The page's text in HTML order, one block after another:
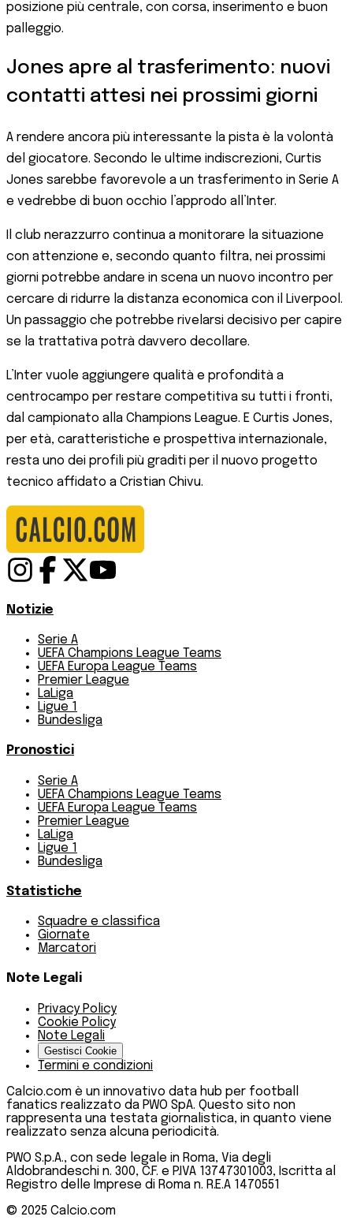
posizione più centrale, con corsa, inserimento e buon
palleggio.
Jones apre al trasferimento: nuovi
contatti attesi nei prossimi giorni
A rendere ancora più interessante la pista è la volontà
del giocatore. Secondo le ultime indiscrezioni, Curtis
Jones sarebbe favorevole a un trasferimento in Serie A
e vedrebbe di buon occhio l’approdo all’Inter.
Il club nerazzurro continua a monitorare la situazione
con attenzione e, secondo quanto filtra, nei prossimi
giorni potrebbe andare in scena un nuovo incontro per
cercare di ridurre la distanza economica con il Liverpool.
Un passaggio che potrebbe rivelarsi decisivo per capire
se la trattativa potrà davvero decollare.
L’Inter vuole aggiungere qualità e profondità a
centrocampo per restare competitiva su tutti i fronti,
dal campionato alla Champions League. E Curtis Jones,
per età, caratteristiche e prospettiva internazionale,
resta uno dei profili più graditi per il nuovo progetto
tecnico affidato a Cristian Chivu.
Notizie
Serie A
UEFA Champions League Teams
UEFA Europa League Teams
Premier League
LaLiga
Ligue 1
Bundesliga
Pronostici
Serie A
UEFA Champions League Teams
UEFA Europa League Teams
Premier League
LaLiga
Ligue 1
Bundesliga
Statistiche
Squadre e classifica
Giornate
Marcatori
Note Legali
Privacy Policy
Cookie Policy
Note Legali
Gestisci Cookie
Termini e condizioni
Calcio.com è un innovativo data hub per football
fanatics realizzato da PWO SpA. Questo sito non
rappresenta una testata giornalistica, in quanto viene
realizzato senza alcuna periodicità.
PWO S.p.A., con sede legale in Roma, Via degli
Aldobrandeschi n. 300, C.F. e P.IVA 13747301003, Iscritta al
Registro delle Imprese di Roma n. R.E.A 1470551
© 2025 Calcio.com